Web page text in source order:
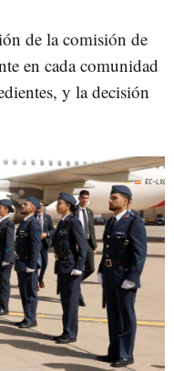
de la comisión de
en cada comunidad
y la decisión